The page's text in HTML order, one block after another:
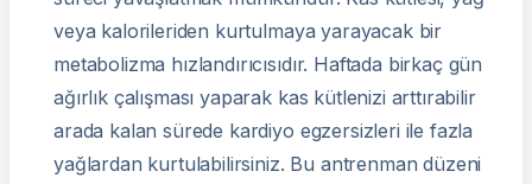
veya kalorileriden kurtulmaya yarayacak bir
metabolizma hızlandırıcısıdır. Haftada birkaç gün
ağırlık çalışması yaparak kas kütlenizi arttırabilir
arada kalan sürede kardiyo egzersizleri ile fazla
yağlardan kurtulabilirsiniz. Bu antrenman düzeni